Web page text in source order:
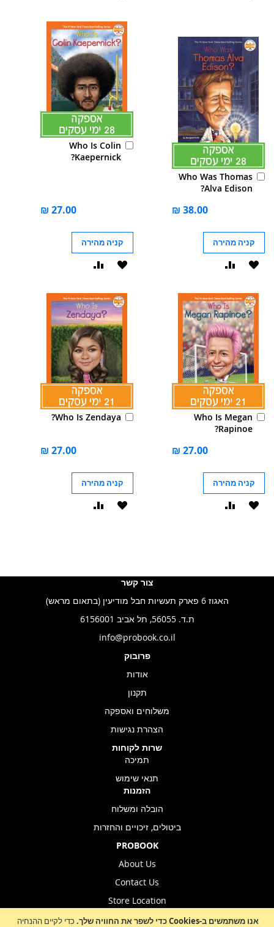
אנו משתמשים ב-Cookies כדי לשפר את החוויה שלך.
כדי לקיים ההנחיה
WISHLIST
WISHLIST
Who Was Thomas
Alva Edison?
הוסף
לסל
קניה מהירה
הוסף
WISHLIST
Who Is Colin
Kaepernick?
הוסף
לסל
קניה מהירה
הוסף
WISHLIST
Who Is Megan
Rapinoe?
הוסף
לסל
קניה מהירה
הוסף
Who Is Zendaya?
הוסף
קניה מהירה
הוסף
צור קשר
האגוז 6 פארק תעשיות חבל מודיעין (בתאום מראש)
ת.ד. 56055, תל אביב 6156001
info@probook.co.il
פרובוק
אודות
תקנון
משלוחים ואספקה
הצהרת נגישות
שרות לקוחות
תמיכה
תנאי שימוש
הזמנות
הובלה ומשלוח
ביטולים, זיכויים והחזרות
PROBOOK
About Us
Contact Us
Store Location